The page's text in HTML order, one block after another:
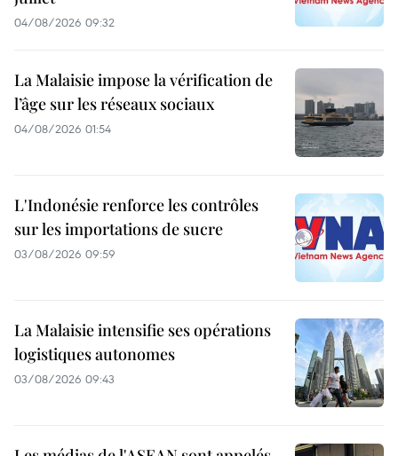
04/08/2026 09:32
La Malaisie impose la vérification de
l’âge sur les réseaux sociaux
04/08/2026 01:54
L'Indonésie renforce les contrôles
sur les importations de sucre
03/08/2026 09:59
La Malaisie intensifie ses opérations
logistiques autonomes
03/08/2026 09:43